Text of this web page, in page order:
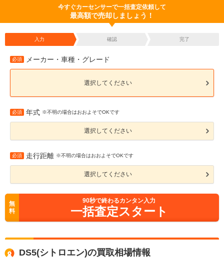
今すぐカーセンサーで一括査定依頼して
最高額で売却しましょう！
入力 確認 完了
必須 メーカー・車種・グレード
選択してください
必須 年式 ※不明の場合はおおよそでOKです
選択してください
必須 走行距離 ※不明の場合はおおよそでOKです
選択してください
無
料
90秒で終わるカンタン入力
一括査定スタート
DS5(シトロエン)の買取相場情報